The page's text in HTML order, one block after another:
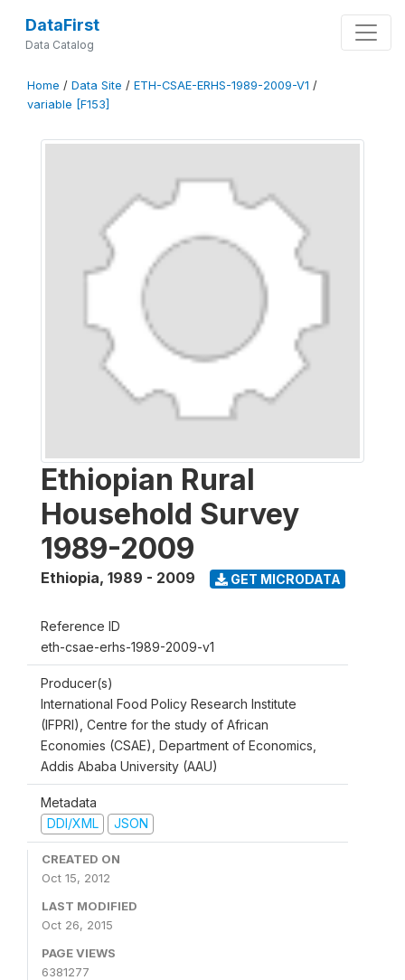
DataFirst
Data Catalog
Home / Data Site / ETH-CSAE-ERHS-1989-2009-V1 /
variable [F153]
Ethiopian Rural
Household Survey
1989-2009
Ethiopia, 1989 - 2009 GET MICRODATA
Reference ID
eth-csae-erhs-1989-2009-v1
Producer(s)
International Food Policy Research Institute
(IFPRI), Centre for the study of African
Economies (CSAE), Department of Economics,
Addis Ababa University (AAU)
Metadata
DDI/XML
JSON
CREATED ON
Oct 15, 2012
LAST MODIFIED
Oct 26, 2015
PAGE VIEWS
6381277